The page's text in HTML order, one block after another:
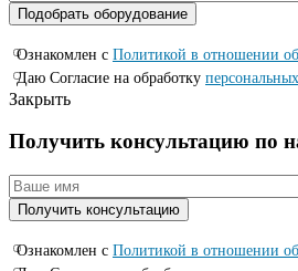
Ознакомлен с Политикой в отношении
Даю Согласие на обработку
Закрыть
Получить консультацию по
Ознакомлен с Политикой в отношении